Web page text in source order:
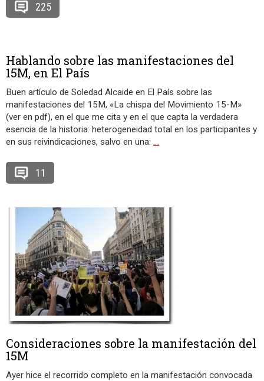
225
Hablando sobre las manifestaciones del
15M, en El País
Buen artículo de Soledad Alcaide en El País sobre las
manifestaciones del 15M, «La chispa del Movimiento 15-M»
(ver en pdf), en el que me cita y en el que capta la verdadera
esencia de la historia: heterogeneidad total en los participantes y
en sus reivindicaciones, salvo en una: …
11
Consideraciones sobre la manifestación del
15M
Ayer hice el recorrido completo en la manifestación convocada